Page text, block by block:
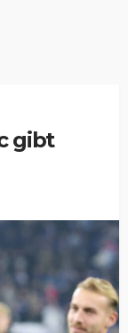
gibt